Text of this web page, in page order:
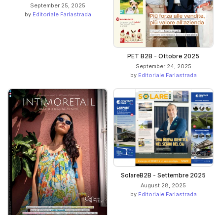
September 25, 2025
by Editoriale Farlastrada
PET B2B - Ottobre 2025
September 24, 2025
by Editoriale Farlastrada
SolareB2B - Settembre 2025
August 28, 2025
by Editoriale Farlastrada